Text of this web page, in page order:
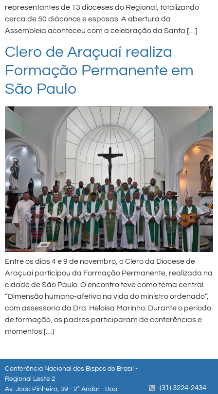
representantes de 13 dioceses do Regional, totalizando
cerca de 50 diáconos e esposas. A abertura da
Assembleia aconteceu com a celebração da Santa […]
Clero de Araçuaí realiza
Formação Permanente em
São Paulo
Entre os dias 4 e 9 de novembro, o Clero da Diocese de
Araçuaí participou da Formação Permanente, realizada na
cidade de São Paulo. O encontro teve como tema central
“Dimensão humano-afetiva na vida do ministro ordenado”,
com assessoria da Dra. Heloisa Marinho. Durante o período
de formação, os padres participaram de conferências e
momentos […]
Conferência Nacional dos Bispos do Brasil -
Regional Leste 2
Av. João Pinheiro, 39 - 2º Andar - Boa
(31) 3224-2434